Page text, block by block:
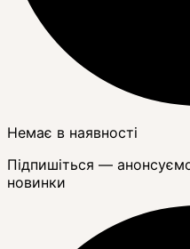
Немає в наявності
Підпишіться —
новинки